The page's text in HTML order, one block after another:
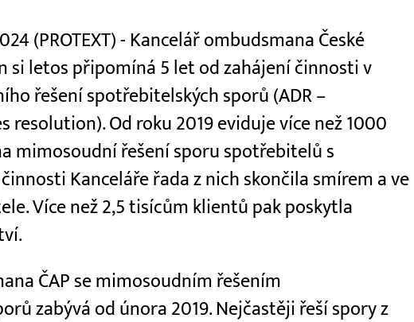
(PROTEXT) - Kancelář ombudsmana České
si letos připomíná 5 let od zahájení činnosti v
řešení spotřebitelských sporů (ADR –
resolution). Od roku 2019 eviduje více než 1000
mimosoudní řešení sporu spotřebitelů s
Kanceláře řada z nich skončila smírem a ve
Více než 2,5 tisícům klientů pak poskytla
ČAP se mimosoudním řešením
zabývá od února 2019. Nejčastěji řeší spory z